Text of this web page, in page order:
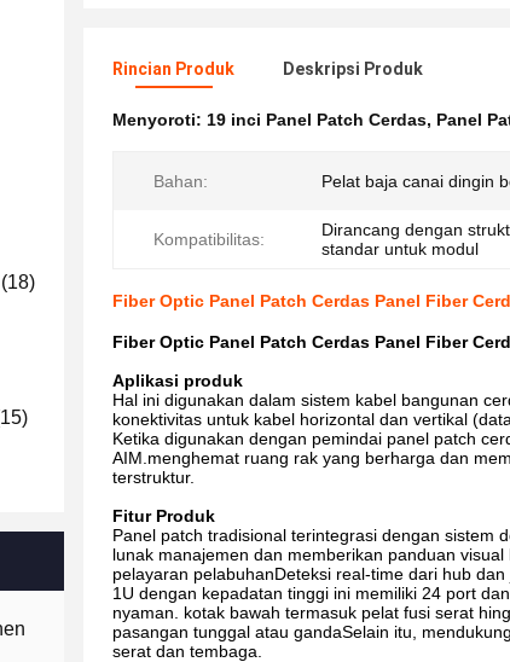
(18)
Rincian Produk Deskripsi Produk
Menyoroti: 19 inci Panel Patch Cerdas, Panel
Bahan: Pelat baja canai dingin
Kompatibilitas:
Dirancang dengan
standar untuk modul
Fiber Optic Panel Patch Cerdas Panel Fiber
Fiber Optic Panel Patch Cerdas Panel Fiber
Aplikasi produk
Hal ini digunakan dalam sistem kabel bangunan
konektivitas untuk kabel horizontal dan vertikal
Ketika digunakan dengan pemindai panel patch
AIM.menghemat ruang rak yang berharga dan
terstruktur.
Fitur Produk
Panel patch tradisional terintegrasi dengan sistem
lunak manajemen dan memberikan panduan
pelayaran pelabuhanDeteksi real-time dari hub
1U dengan kepadatan tinggi ini memiliki 24 port
nyaman. kotak bawah termasuk pelat fusi serat
pasangan tunggal atau gandaSelain itu,
serat dan tembaga.